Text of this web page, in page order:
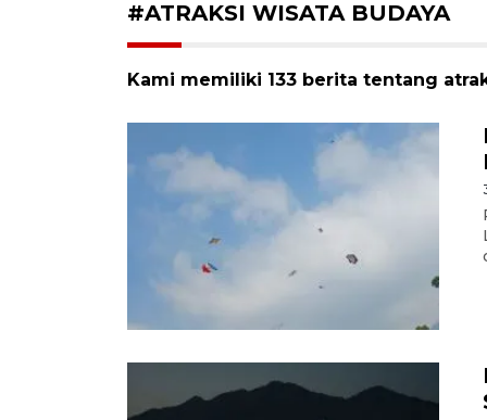
#ATRAKSI WISATA BUDAYA
Kami memiliki 133 berita tentang